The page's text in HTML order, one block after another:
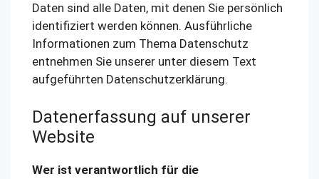
Daten sind alle Daten, mit denen Sie persönlich
identifiziert werden können. Ausführliche
Informationen zum Thema Datenschutz
entnehmen Sie unserer unter diesem Text
aufgeführten Datenschutzerklärung.
Datenerfassung auf unserer
Website
Wer ist verantwortlich für die